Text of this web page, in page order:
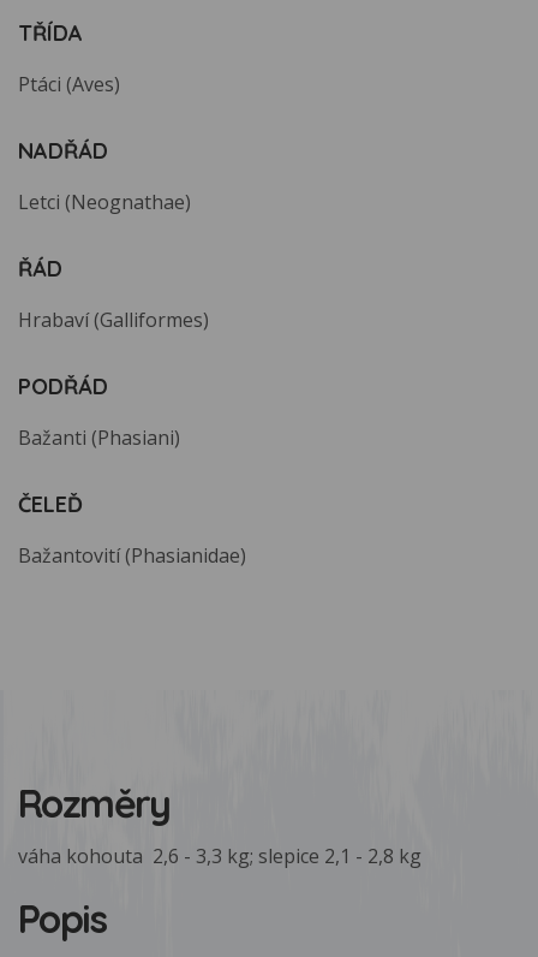
TŘÍDA
Ptáci (Aves)
NADŘÁD
Letci (Neognathae)
ŘÁD
Hrabaví (Galliformes)
PODŘÁD
Bažanti (Phasiani)
ČELEĎ
Bažantovití (Phasianidae)
Rozměry
váha kohouta 2,6 - 3,3 kg; slepice 2,1 - 2,8 kg
Popis